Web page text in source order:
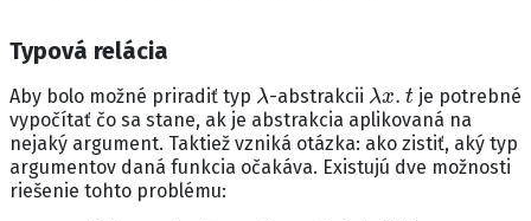
Typová relácia
Aby bolo možné priradiť typ
λ
-abstrakcii
λ
je potrebné
vypočítať čo sa stane, ak je abstrakcia aplikovaná na
nejaký argument. Taktiež vzniká otázka: ako zistiť, aký typ
argumentov daná funkcia očakáva. Existujú dve možnosti
riešenie tohto problému: